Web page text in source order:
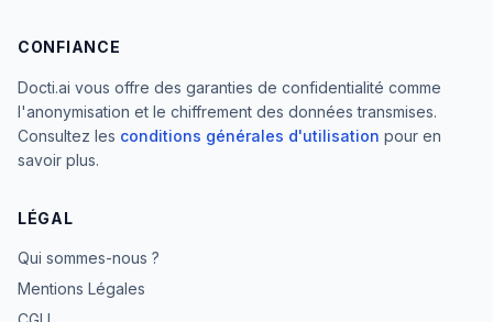
CONFIANCE
Docti.ai vous offre des garanties de confidentialité comme
l'anonymisation et le chiffrement des données transmises.
Consultez les conditions générales d'utilisation pour en
savoir plus.
LÉGAL
Qui sommes-nous ?
Mentions Légales